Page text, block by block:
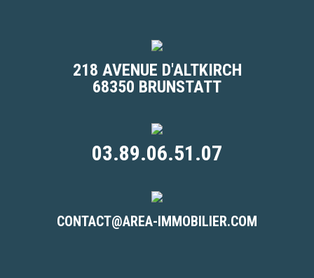
218 AVENUE D'ALTKIRCH
68350 BRUNSTATT
03.89.06.51.07
CONTACT@AREA-IMMOBILIER.COM